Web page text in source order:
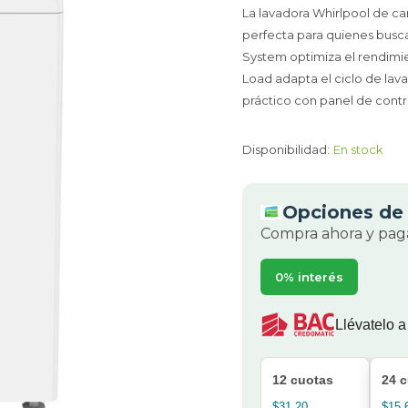
La lavadora Whirlpool de
perfecta para quienes
System optimiza el
Load adapta el ciclo de
práctico con panel de
Disponibilidad: En stock
Opciones
Compra ahora y
0% interés
Llévatelo
12 cuotas 24